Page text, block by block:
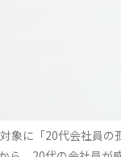
象に「20代会社員の